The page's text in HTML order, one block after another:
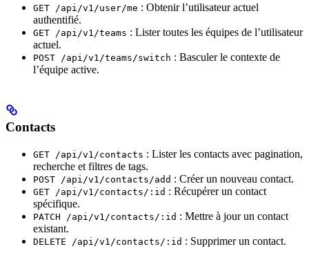
GET /api/v1/user/me : Obtenir l’utilisateur actuel
authentifié.
GET /api/v1/teams : Lister toutes les équipes de l’utilisateur
actuel.
POST /api/v1/teams/switch : Basculer le contexte de
l’équipe active.
Contacts
GET /api/v1/contacts : Lister les contacts avec pagination,
recherche et filtres de tags.
POST /api/v1/contacts/add : Créer un nouveau contact.
GET /api/v1/contacts/:id : Récupérer un contact
spécifique.
PATCH /api/v1/contacts/:id : Mettre à jour un contact
existant.
DELETE /api/v1/contacts/:id : Supprimer un contact.